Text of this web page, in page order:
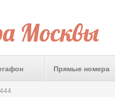
Москвы
Прямые номера